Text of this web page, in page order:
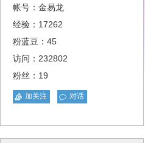
帐号：金易龙
经验：17262
粉蓝豆：45
访问：232802
粉丝：19
加关注 对话